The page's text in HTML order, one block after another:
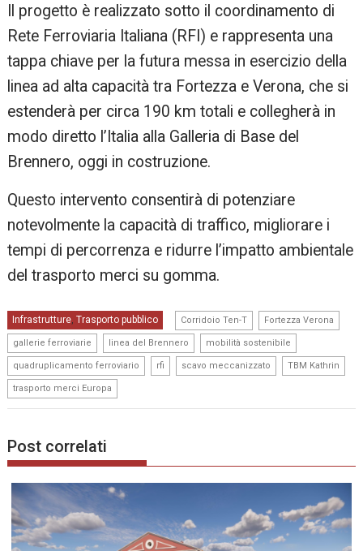
Il progetto è realizzato sotto il coordinamento di
Rete Ferroviaria Italiana (RFI) e rappresenta una
tappa chiave per la futura messa in esercizio della
linea ad alta capacità tra Fortezza e Verona, che si
estenderà per circa 190 km totali e collegherà in
modo diretto l’Italia alla Galleria di Base del
Brennero, oggi in costruzione.
Questo intervento consentirà di potenziare
notevolmente la capacità di traffico, migliorare i
tempi di percorrenza e ridurre l’impatto ambientale
del trasporto merci su gomma.
Infrastrutture,Trasporto pubblico Corridoio Ten-T Fortezza Verona
gallerie ferroviarie linea del Brennero mobilità sostenibile
quadruplicamento ferroviario rfi scavo meccanizzato TBM Kathrin
trasporto merci Europa
Post correlati